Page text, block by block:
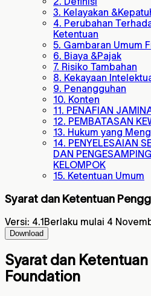
3. Kelayakan
4. Perubahan
Ketentuan
5. Gambaran Umum
6. Biaya &Pajak
7. Risiko Tambahan
8. Kekayaan
9. Penangguhan
10. Konten
11. PENAFIAN
12. PEMBATASAN
13. Hukum yang
14. PENYELESAIAN
DAN
KELOMPOK
15. Ketentuan Umum
Syarat dan Ketentuan
Versi: 4.1Berlaku mulai 4
Download
Syarat dan
Foundation